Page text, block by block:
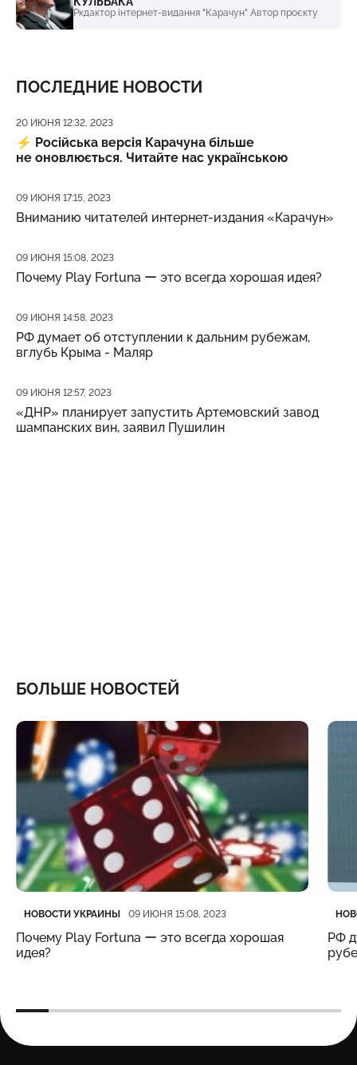
Ркдактор інтернет-видання "Карачун" Автор проєкту
ПОСЛЕДНИЕ НОВОСТИ
Дата публикации
20 ИЮНЯ 12:32, 2023
⚡️ Російська версія Карачуна більше
не оновлюється. Читайте нас українською
Дата публикации
09 ИЮНЯ 17:15, 2023
Вниманию читателей интернет-издания «Карачун»
Дата публикации
09 ИЮНЯ 15:08, 2023
Почему Play Fortuna ー это всегда хорошая идея?
Дата публикации
09 ИЮНЯ 14:58, 2023
РФ думает об отступлении к дальним рубежам,
вглубь Крыма - Маляр
Дата публикации
09 ИЮНЯ 12:57, 2023
«ДНР» планирует запустить Артемовский завод
шампанских вин, заявил Пушилин
БОЛЬШЕ НОВОСТЕЙ
Категория
НОВОСТИ УКРАИНЫ
Дата публикации 09 ИЮНЯ 15:08, 2023
Почему Play Fortuna ー это всегда хорошая
идея?
РФ